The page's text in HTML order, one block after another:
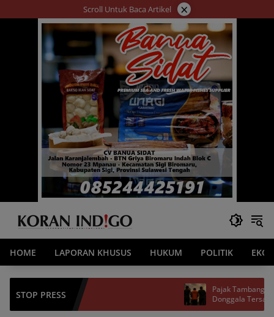
ke
Scroll Untuk Baca Artikel ×
HOME LAPORAN KHUSUS HUKUM POLITIK
STOP PRESS
Pajak Tambang, Bekas Kepala
Donggala Tersangka